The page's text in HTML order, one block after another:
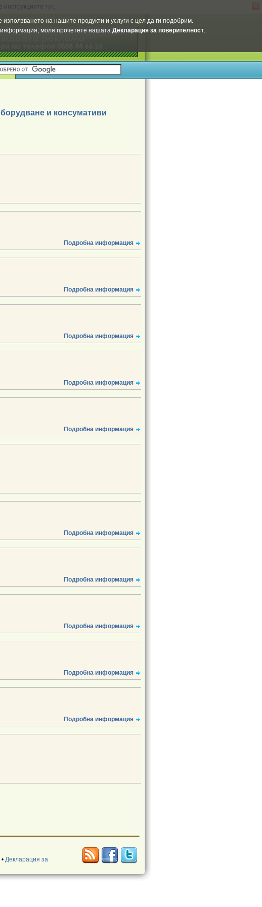
инструкциите
на нашите продукти и услуги с цел да ги подобрим.
информация, моля прочетете нашатаДекларация за поверителност.
Select Language ▼
и консумативи
Подробна информация
Подробна информация
Подробна информация
Подробна информация
Подробна информация
Подробна информация
Подробна информация
Подробна информация
Подробна информация
Подробна информация
• Декларация за